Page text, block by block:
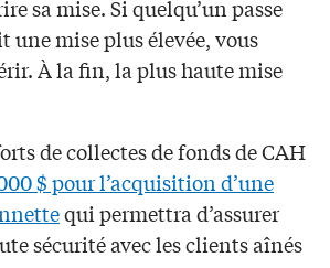
sa mise. Si quelqu’un passe
une mise plus élevée, vous
À la fin, la plus haute mise
de collectes de fonds de CAH
$ pour l’acquisition d’une
qui permettra d’assurer
sécurité avec les clients aînés